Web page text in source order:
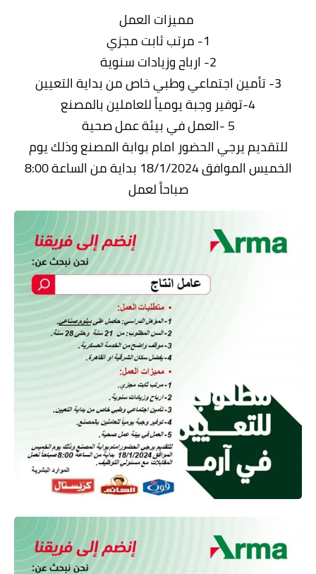
مميزات العمل
1- مرتب ثابت مجزي
2- ارباح وزيادات سنوية
3- تأمين اجتماعي وطبي خاص من بداية التعيين
4-توفير وجبة يومياً للعاملين بالمصنع
5 -العمل في بيئة عمل صحية
للتقديم يرجي الحضور امام بوابة المصنع وذلك يوم
الخميس الموافق 18/1/2024 بداية من الساعة 8:00
صباحاً لعمل